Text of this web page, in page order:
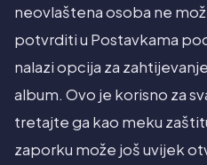
neovlaštena osoba ne
potvrditi u Postavkama
nalazi opcija za
album. Ovo je korisno za
tretajte ga kao meku
zaporku može još uvijek